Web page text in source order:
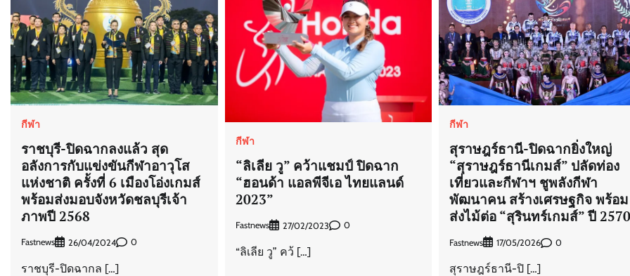
กีฬา
ราชบุรี-ปิดฉากลงแล้ว สุด
อลังการกับแข่งขันกีฬาอาวุโส
แห่งชาติ ครั้งที่ 6 เมืองโอ่งเกมส์
พร้อมส่งมอบจังหวัดชลบุรีเจ้า
ภาพปี 2568
Fastnews 26/04/2024 0
ราชบุรี-ปิดฉากล […]
กีฬา
“ลิเลีย วู” คว้าแชมป์ ปิดฉาก
“ฮอนด้า แอลพีจีเอ ไทยแลนด์
2023”
Fastnews 27/02/2023 0
“ลิเลีย วู” คว้ […]
กีฬา
สุราษฎร์ธานี-ปิดฉากยิ่งใหญ่
“สุราษฎร์ธานีเกมส์” ปลัดท่อง
เที่ยวและกีฬาฯ ชูพลังกีฬา
พัฒนาคน สร้างเศรษฐกิจ พร้อม
ส่งไม้ต่อ “สุรินทร์เกมส์” ปี
Fastnews 17/05/2026 0
สุราษฎร์ธานี-ปิ […]